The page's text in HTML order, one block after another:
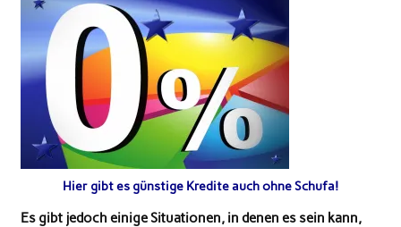
Hier gibt es günstige Kredite auch ohne Schufa!
Es gibt jedoch einige Situationen, in denen es sein kann,